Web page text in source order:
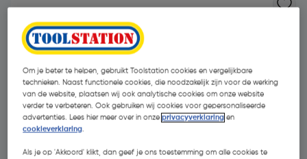
Om je beter te helpen, gebruikt Toolstation cookies en vergelijkbare
technieken. Naast functionele cookies, die noodzakelijk zijn voor de werking
van de website, plaatsen wij ook analytische cookies om onze website
verder te verbeteren. Ook gebruiken wij cookies voor gepersonaliseerde
advertenties. Lees hier meer over in onzeprivacyverklaring en
cookieverklaring.
Als je op 'Akkoord' klikt, dan geef je ons toestemming om alle cookies te